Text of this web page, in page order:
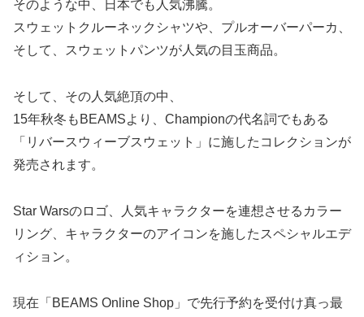
そのような中、日本でも人気沸騰。
スウェットクルーネックシャツや、プルオーバーパーカ、
そして、スウェットパンツが人気の目玉商品。
そして、その人気絶頂の中、
15年秋冬もBEAMSより、Championの代名詞でもある
「リバースウィーブスウェット」に施したコレクションが
発売されます。
Star Warsのロゴ、人気キャラクターを連想させるカラー
リング、キャラクターのアイコンを施したスペシャルエデ
ィション。
現在「BEAMS Online Shop」で先行予約を受付け真っ最